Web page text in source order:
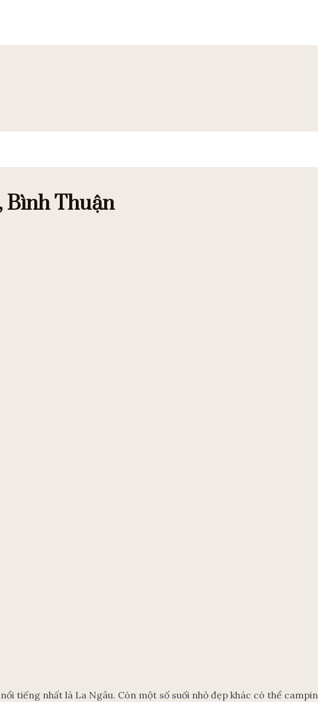
Bình Thuận
tiếng nhất là La Ngâu. Còn một số suối nhỏ đẹp khác có thể